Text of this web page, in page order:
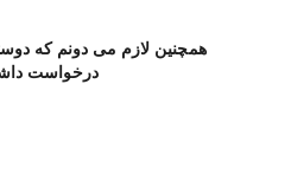
همچنین لازم می دونم که
درخواست